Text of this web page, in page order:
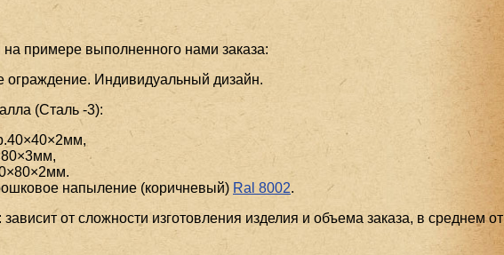
примере выполненного нами заказа:
ограждение. Индивидуальный дизайн.
(Сталь -3):
напыление (коричневый) Ral 8002.
от сложности изготовления изделия и объема заказа, в среднем от